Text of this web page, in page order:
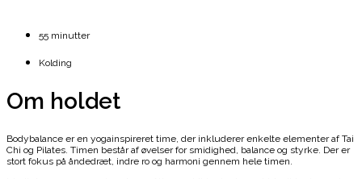
55 minutter
Kolding
Om holdet
Bodybalance er en yogainspireret time, der inkluderer enkelte elementer af Tai
Chi og Pilates. Timen består af øvelser for smidighed, balance og styrke. Der er
stort fokus på åndedræt, indre ro og harmoni gennem hele timen.